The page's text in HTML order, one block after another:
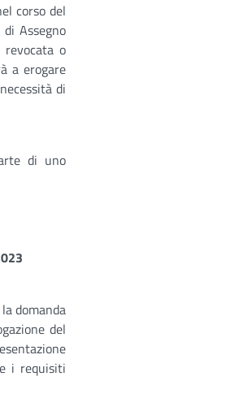
corso del
Assegno
o
a erogare
di
di uno
domanda
del
i requisiti